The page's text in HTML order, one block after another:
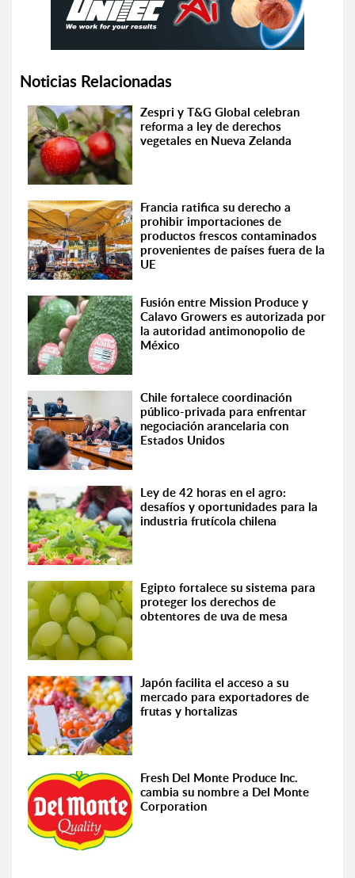
Noticias Relacionadas
Zespri y T&G Global celebran
reforma a ley de derechos
vegetales en Nueva Zelanda
Francia ratifica su derecho a
prohibir importaciones de
productos frescos contaminados
provenientes de países fuera de la
UE
Fusión entre Mission Produce y
Calavo Growers es autorizada por
la autoridad antimonopolio de
México
Chile fortalece coordinación
público-privada para enfrentar
negociación arancelaria con
Estados Unidos
Ley de 42 horas en el agro:
desafíos y oportunidades para la
industria frutícola chilena
Egipto fortalece su sistema para
proteger los derechos de
obtentores de uva de mesa
Japón facilita el acceso a su
mercado para exportadores de
frutas y hortalizas
Fresh Del Monte Produce Inc.
cambia su nombre a Del Monte
Corporation